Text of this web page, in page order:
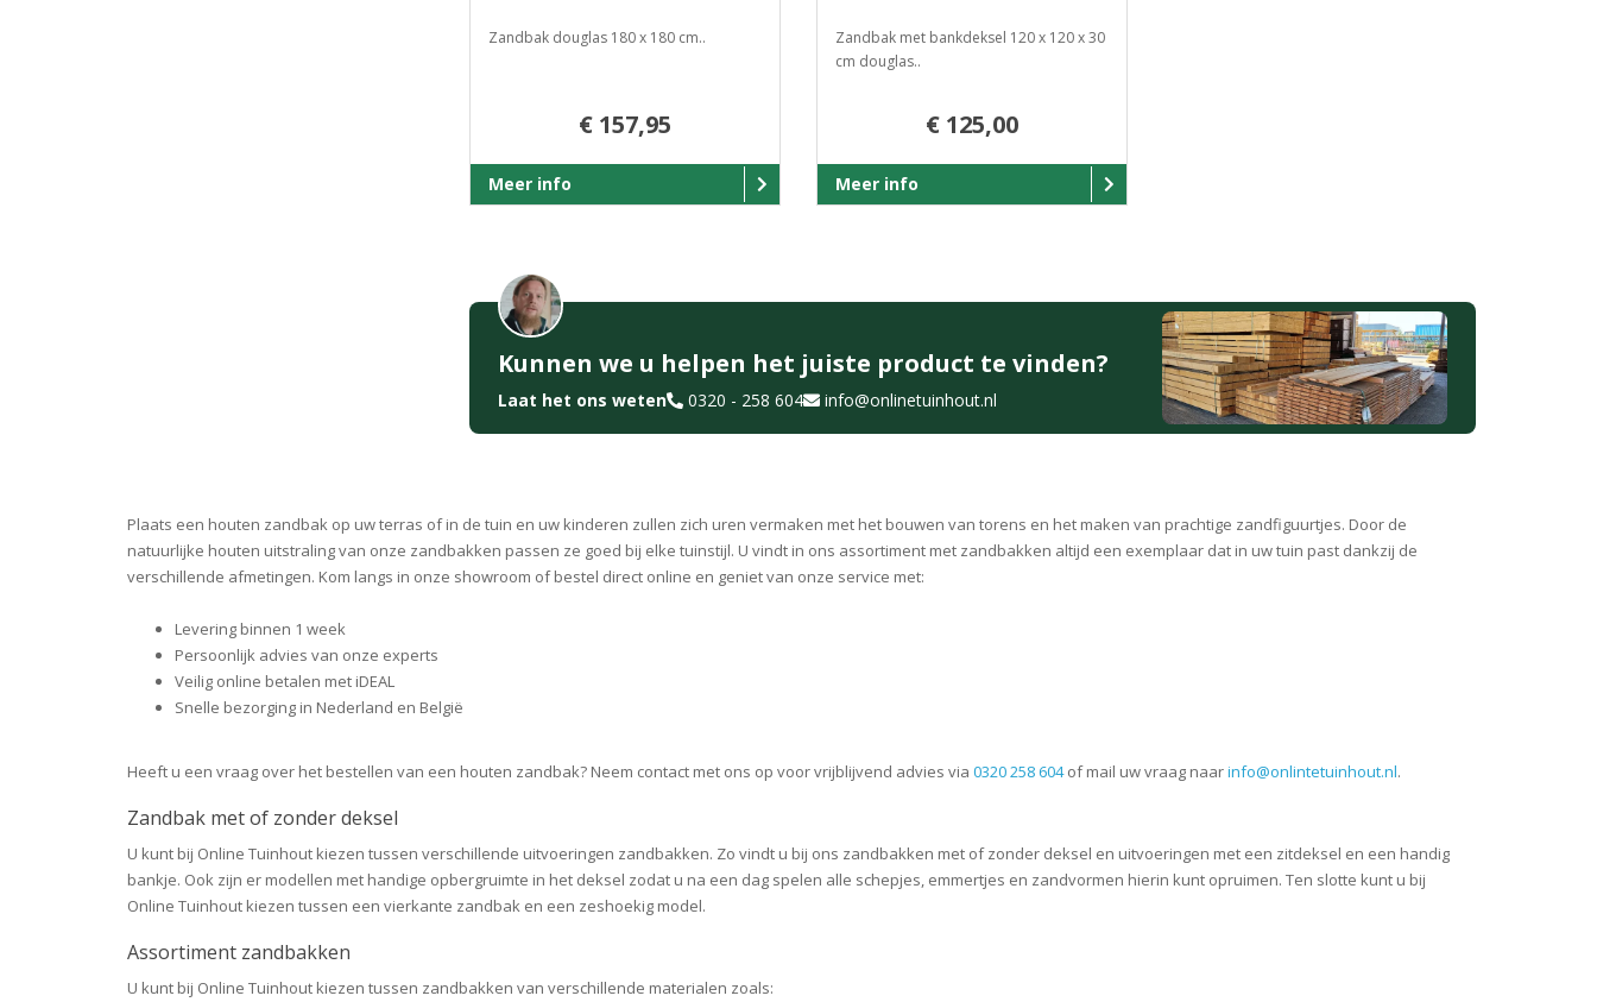
Zandbak douglas 180 x 180 cm..
€ 157,95
Meer info
Zandbak met bankdeksel 120 x 120 x 30
cm douglas..
€ 125,00
Meer info
Kunnen we u helpen het juiste product te vinden?
Laat het ons weten 0320 - 258 604 info@onlinetuinhout.nl
Plaats een houten zandbak op uw terras of in de tuin en uw kinderen zullen zich uren vermaken met het bouwen van torens en het maken van prachtige zandfiguurtjes. Door de
natuurlijke houten uitstraling van onze zandbakken passen ze goed bij elke tuinstijl. U vindt in ons assortiment met zandbakken altijd een exemplaar dat in uw tuin past dankzij de
verschillende afmetingen. Kom langs in onze showroom of bestel direct online en geniet van onze service met:
Levering binnen 1 week
Persoonlijk advies van onze experts
Veilig online betalen met iDEAL
Snelle bezorging in Nederland en België
Heeft u een vraag over het bestellen van een houten zandbak? Neem contact met ons op voor vrijblijvend advies via 0320 258 604of mail uw vraag naarinfo@onlintetuinhout.nl.
Zandbak met of zonder deksel
U kunt bij Online Tuinhout kiezen tussen verschillende uitvoeringen zandbakken. Zo vindt u bij ons zandbakken met of zonder deksel en uitvoeringen met een zitdeksel en een handig
bankje. Ook zijn er modellen met handige opbergruimte in het deksel zodat u na een dag spelen alle schepjes, emmertjes en zandvormen hierin kunt opruimen. Ten slotte kunt u bij
Online Tuinhout kiezen tussen een vierkante zandbak en een zeshoekig model.
Assortiment zandbakken
U kunt bij Online Tuinhout kiezen tussen zandbakken van verschillende materialen zoals: